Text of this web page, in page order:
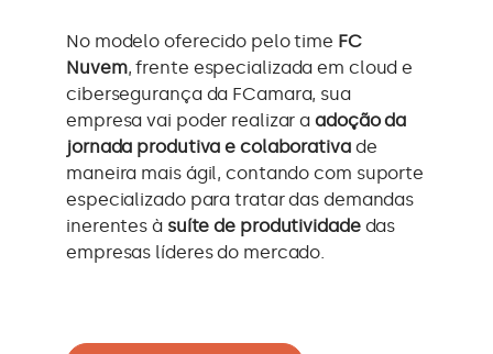
No modelo oferecido pelo time FC
Nuvem, frente especializada em cloud e
cibersegurança da FCamara, sua
empresa vai poder realizar aadoção da
jornada produtiva e colaborativade
maneira mais ágil, contando com suporte
especializado para tratar das demandas
inerentes à suíte de produtividadedas
empresas líderes do mercado.